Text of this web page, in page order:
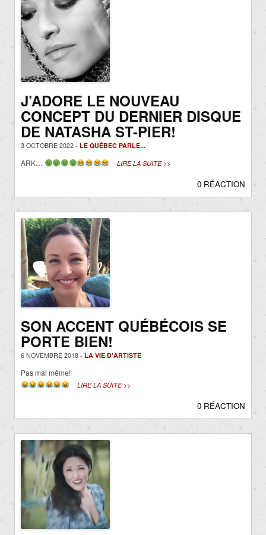
J’ADORE LE NOUVEAU
CONCEPT DU DERNIER DISQUE
DE NATASHA ST-PIER!
3 OCTOBRE 2022 - LE QUÉBEC PARLE...
ARK… LIRE LA SUITE >>
0 RÉACTION
SON ACCENT QUÉBÉCOIS SE
PORTE BIEN!
6 NOVEMBRE 2018 - LA VIE D'ARTISTE
Pas mal même!
LIRE LA SUITE >>
0 RÉACTION